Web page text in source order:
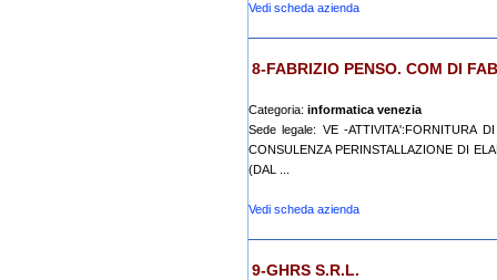
Vedi scheda azienda
8-FABRIZIO PENSO. COM DI
Categoria: informatica venezia
Sede legale: VE -ATTIVITA':FORNITURA
CONSULENZA PERINSTALLAZIONE DI
(DAL ...
Vedi scheda azienda
9-GHRS S.R.L.